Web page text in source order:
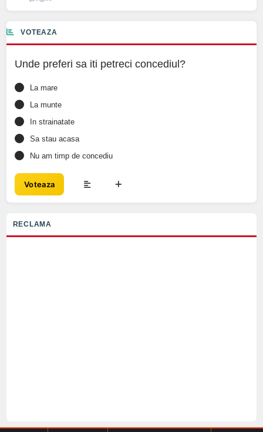
VOTEAZA
Unde preferi sa iti petreci concediul?
La mare
La munte
In strainatate
Sa stau acasa
Nu am timp de concediu
Voteaza
RECLAMA